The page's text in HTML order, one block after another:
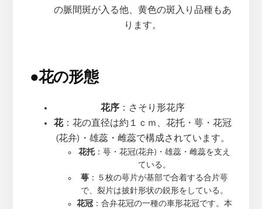
の脈間斑が入る他、黄色の斑入り品種もあ
ります。
●花の形態
花序 ：さそり形花序
花：花の直径は約１ｃｍ、花托・萼・花冠
(花弁)・雄蕊・雌蕊で構成されています。
花托：萼・花冠(花弁)・雄蕊・雌蕊を支え
ている。
萼 ：５枚の萼片が基部で合着する合片萼
で、裂片は披針形状の鋭形をしている。
花冠 ：合弁花冠の一種の車形花冠です。本